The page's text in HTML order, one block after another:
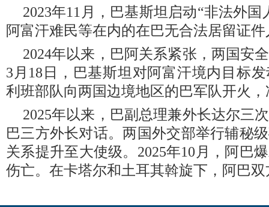
2023年11月，巴基斯坦启动“非法外
阿富汗难民等在内的在巴无合法居留证
2024年以来，巴阿关系紧张，两国安
3月18日，巴基斯坦对阿富汗境内目标
利班部队向两国边境地区的巴军队开火
2025年以来，巴副总理兼外长达尔三
巴三方外长对话。两国外交部举行辅秘
关系提升至大使级。2025年10月，阿巴
伤亡。在卡塔尔和土耳其斡旋下，阿巴